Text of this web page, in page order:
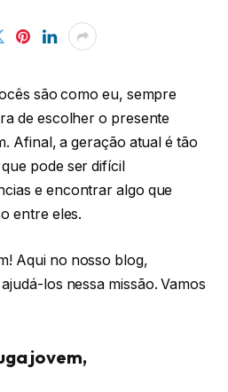
são como eu, sempre
de escolher o presente
Afinal, a geração atual é tão
pode ser difícil
e encontrar algo que
entre eles.
Aqui no nosso blog,
los nessa missão. Vamos
jovem,